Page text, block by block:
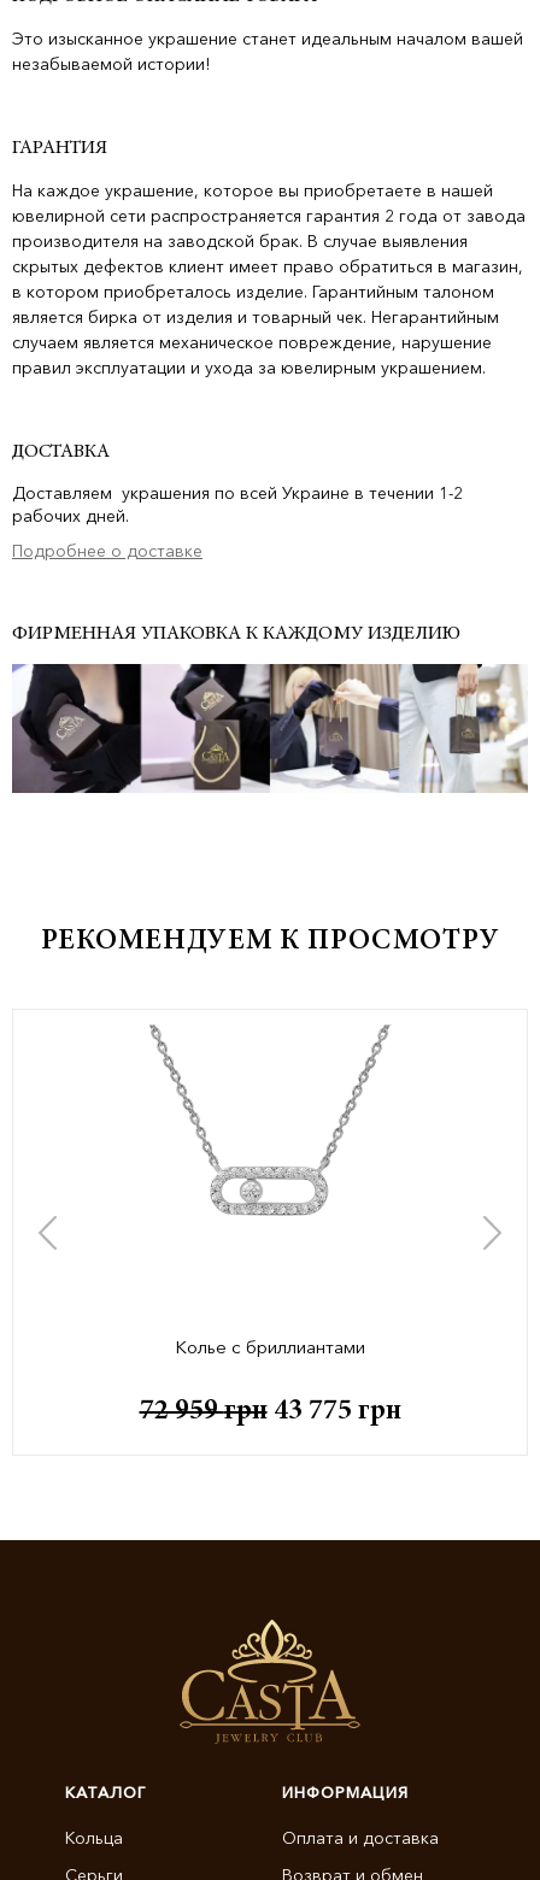
Это изысканное украшение станет идеальным началом вашей
незабываемой истории!
ГАРАНТИЯ
На каждое украшение, которое вы приобретаете в нашей
ювелирной сети распространяется гарантия 2 года от завода
производителя на заводской брак. В случае выявления
скрытых дефектов клиент имеет право обратиться в магазин,
в котором приобреталось изделие. Гарантийным талоном
является бирка от изделия и товарный чек. Негарантийным
случаем является механическое повреждение, нарушение
правил эксплуатации и ухода за ювелирным украшением.
ДОСТАВКА
Доставляем украшения по всей Украине в течении 1-2
рабочих дней.
Подробнее о доставке
ФИРМЕННАЯ УПАКОВКА К КАЖДОМУ ИЗДЕЛИЮ
РЕКОМЕНДУЕМ К ПРОСМОТРУ
Колье с бриллиантами
72 959грн 43 775 грн
КАТАЛОГ
Кольца
Серьги
ИНФОРМАЦИЯ
Оплата и доставка
Возврат и обмен